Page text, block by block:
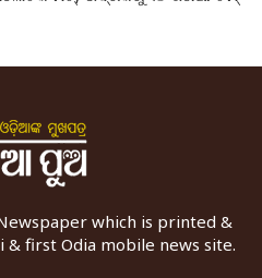
which is printed &
first Odia mobile news site.